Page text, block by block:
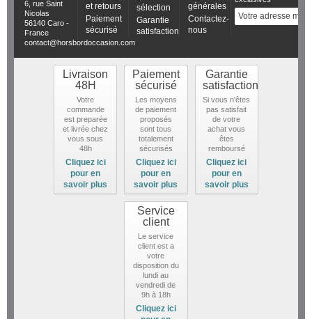
6, rue Saint
Nicolas
56140 Caro -
France
contact@horsbordoccasion.com
et retours
Paiement
sécurisé
sélection
Garantie
satisfaction
générales
Contactez-
nous
Livraison
48H
Votre
commande
est preparée
et livrée chez
vous sous
48h
Cliquez ici
pour en
savoir plus
Paiement
sécurisé
Les moyens
de paiement
proposés
sont tous
totalement
sécurisés
Cliquez ici
pour en
savoir plus
Garantie
satisfaction
Si vous n'êtes
pas satisfait
de votre
achat vous
êtes
remboursé
Cliquez ici
pour en
savoir plus
Service
client
Le service
client est a
votre
disposition du
lundi au
vendredi de
9h à 18h
Cliquez ici